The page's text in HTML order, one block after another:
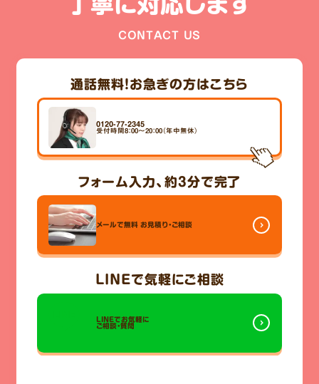
CONTACT US
通話無料！お急ぎの方はこちら
0120-77-2345
受付時間8：00～20：00（年中無休）
フォーム入力、 約3分で完了
メールで無料 お見積り・ご相談
LINEで気軽にご相談
LINEでお気軽に
ご相談・質問